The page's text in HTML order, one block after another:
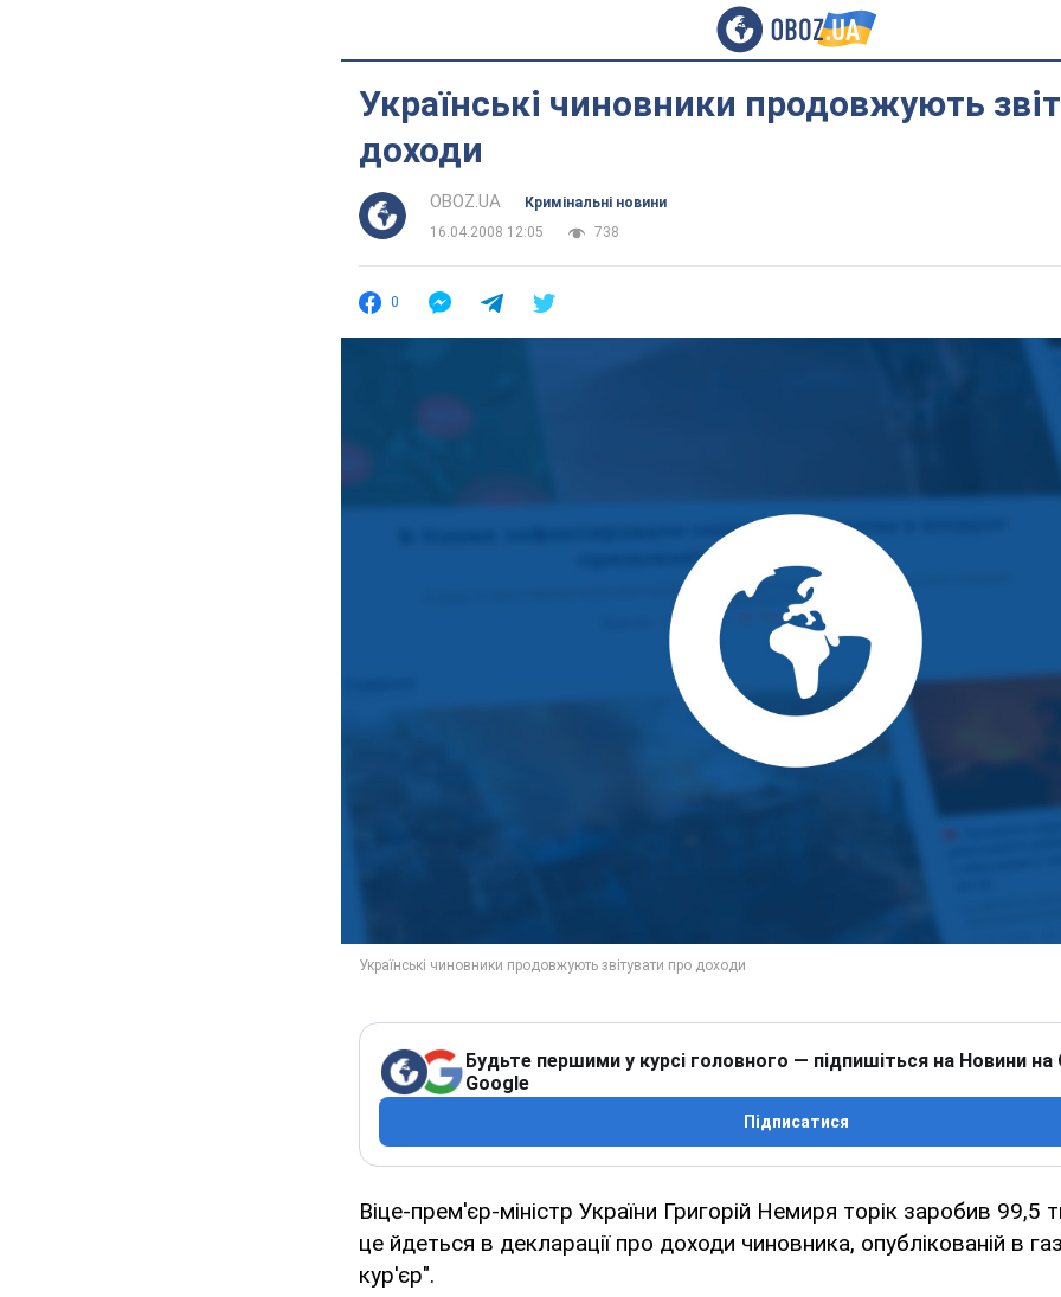
Українські чиновники продовжують
доходи
OBOZ.UA
Кримінальні новини
16.04.2008 12:05
738
0
Будьте першими у курсі головного — підпишіться на Новини на
Google
Підписатися
Віце-прем'єр-міністр України Григорій Немиря торік заробив 99,5
це йдеться в декларації про доходи чиновника, опублікованій в
кур'єр".